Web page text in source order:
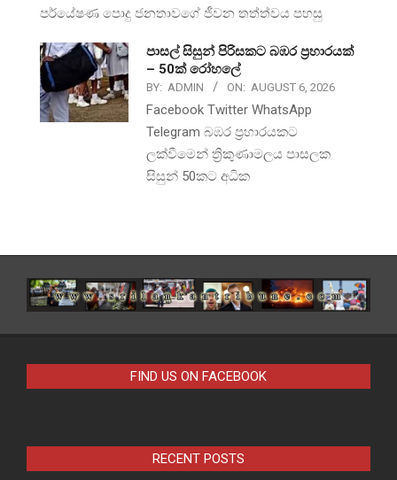
පර්යේෂණ පොදු ජනතාවගේ ජීවන තත්ත්වය පහසු
පාසල් සිසුන් පිරිසකට බඹර ප්‍රහාරයක්
– 50ක් රෝහලේ
BY: ADMIN ON: AUGUST 6, 2026
Facebook Twitter WhatsApp
Telegram බඹර ප්‍රහාරයකට
ලක්වීමෙන් ත්‍රිකුණාමලය පාසලක
සිසුන් 50කට අධික
FIND US ON FACEBOOK
RECENT POSTS